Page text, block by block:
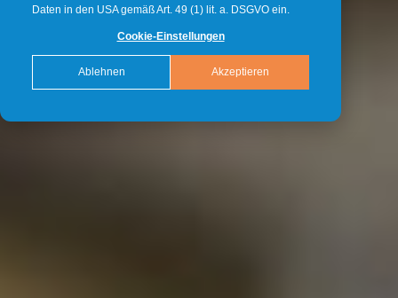
Daten in den USA gemäß Art. 49 (1) lit. a. DSGVO ein.
Cookie-Einstellungen
Akzeptieren
Ablehnen